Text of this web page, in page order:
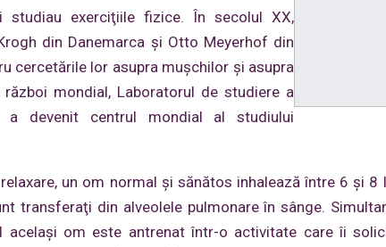
exerciţiile fizice. În secolul XX,
din Danemarca şi Otto Meyerhof din
cercetările lor asupra muşchilor şi asupra
mondial, Laboratorul de studiere a
a devenit centrul mondial al studiului
un om normal şi sănătos inhalează între 6 şi 8
transferaţi din alveolele pulmonare în sânge.
acelaşi om este antrenat într-o activitate care îi